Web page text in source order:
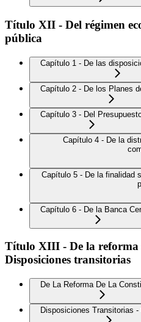
Título XII - Del régimen
pública
Capítulo 1 - De las
Capítulo 2 - De los Planes
Capítulo 3 - Del
Capítulo 4 - De la
Capítulo 5 - De la finalidad
Capítulo 6 - De la Banca
Título XIII - De la reforma
Disposiciones transitorias
De La Reforma De La
Disposiciones Transitorias -